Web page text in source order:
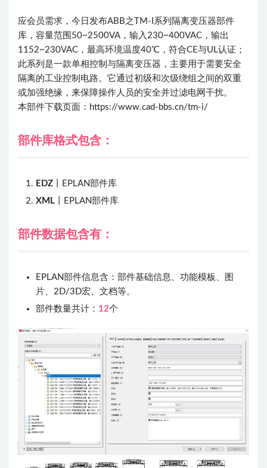
应会员需求，今日发布ABB之TM-I系列隔离变压器部件
库，容量范围50~2500VA，输入230~400VAC，输出
1152~230VAC，最高环境温度40℃，符合CE与UL认证；
此系列是一款单相控制与隔离变压器，主要用于需要安全
隔离的工业控制电路。它通过初级和次级绕组之间的双重
或加强绝缘，来保障操作人员的安全并过滤电网干扰。
本部件下载页面： https://www.cad-bbs.cn/tm-i/
部件库格式包含：
EDZ 丨EPLAN部件库
XML 丨EPLAN部件库
部件数据包含有：
EPLAN部件信息含：部件基础信息、功能模板、图
片、2D/3D宏、文档等。
部件数量共计： 12个